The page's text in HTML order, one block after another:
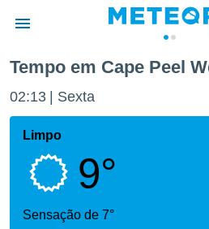
da
foi
fornecidas
a este
Tempo em Cape Peel
02:13 Sexta
Limpo
9°
Sensação de 7°